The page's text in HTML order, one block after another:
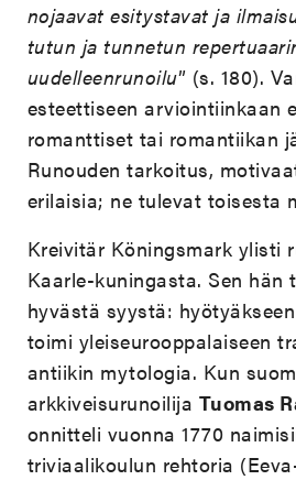
nojaavat esitystavat ja
tutun ja tunnetun
uudelleenrunoilu” (s. 180).
esteettiseen arviointiinkaan
romanttiset tai romantiikan
Runouden tarkoitus,
erilaisia; ne tulevat toisesta
Kreivitär Köningsmark ylisti
Kaarle-kuningasta. Sen hän
hyvästä syystä:
toimi yleiseurooppalaiseen
antiikin mytologia. Kun
arkkiveisurunoilija Tuomas
onnitteli vuonna 1770
triviaalikoulun rehtoria